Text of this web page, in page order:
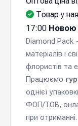
Товар у
17:00
Diamond Pack
матеріалів і
флористів та
Працюємо
однієї
ФОП/ТОВ,
при отриманні.